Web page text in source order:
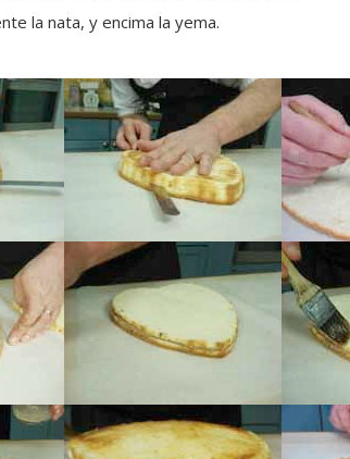
la nata, y encima la yema.